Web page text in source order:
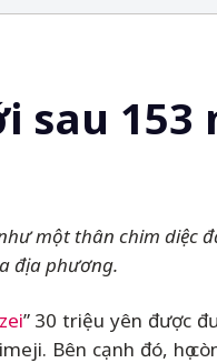
sau 153
một thân chim diệc
địa phương.
” 30 triệu yên được
Bên cạnh đó, họ